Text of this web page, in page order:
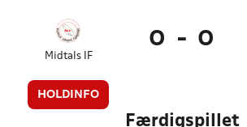
Midtals IF
HOLDINFO
0 - 0
Færdigspillet